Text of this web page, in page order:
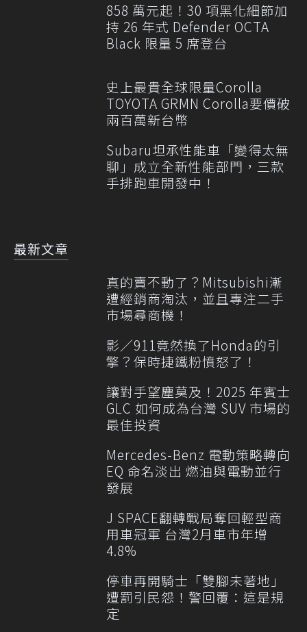
858 萬元起！30 項黑化細節加
持 26 年式 Defender OCTA
Black 限量 5 席登台
史上最貴全球限量Corolla
TOYOTA GRMN Corolla要價破
兩百萬新台幣
Subaru坦承性能車「變得太無
聊」成立全新性能部門，三款
手排跑車開發中！
最新文章
真的賣不動了？Mitsubishi漸
遭經銷商淘汰，並且專注二手
市場尋商機！
影／911竟然換了Honda的引
擎？保時捷鐵粉憤怒了！
讓對手望塵莫及！2025 年賓士
GLC 如何成為台灣 SUV 市場的
最佳投資
Mercedes-Benz 電動策略轉向
EQ 命名淡出 燃油與電動並行
發展
J SPACE翻轉戰局奪回輕型商
用車冠軍 台灣2月車市年增
4.8%
停車再開騎士「雙腳未著地」
遭罰引民怨！警回覆：這是規
定